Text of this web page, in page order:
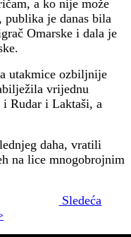
a ko nije može
je danas bila
Omarske i dala je
utakmice ozbiljnije
vrijednu
Rudar i Laktaši, a
daha, vratili
na lice mnogobrojnim
Sledeća